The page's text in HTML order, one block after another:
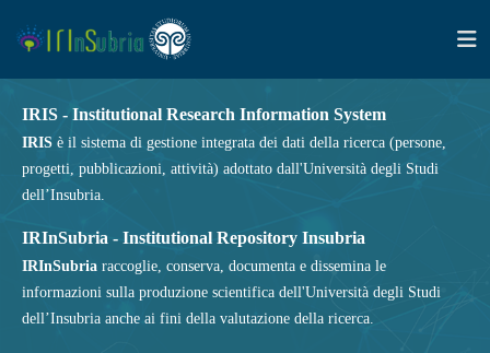
IRIS - Institutional Research Information System
IRIS è il sistema di gestione integrata dei dati della ricerca (persone,
progetti, pubblicazioni, attività) adottato dall'Università degli Studi
dell’Insubria.
IRInSubria - Institutional Repository Insubria
IRInSubria raccoglie, conserva, documenta e dissemina le
informazioni sulla produzione scientifica dell'Università degli Studi
dell’Insubria anche ai fini della valutazione della ricerca.